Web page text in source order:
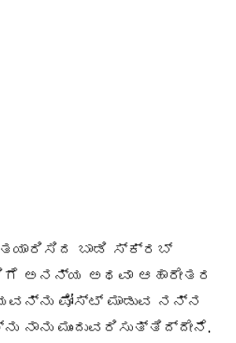
ಬಾಡಿ ಸ್ಕ್ರಬ್
ಅನನ್ಯ ಅಥವಾ ಆಹಾರೇತರ
ಪೋಸ್ಟ್ ಮಾಡುವ ನನ್ನ
ನಾನು ಮುಂದುವರಿಸುತ್ತಿದ್ದೇನೆ.